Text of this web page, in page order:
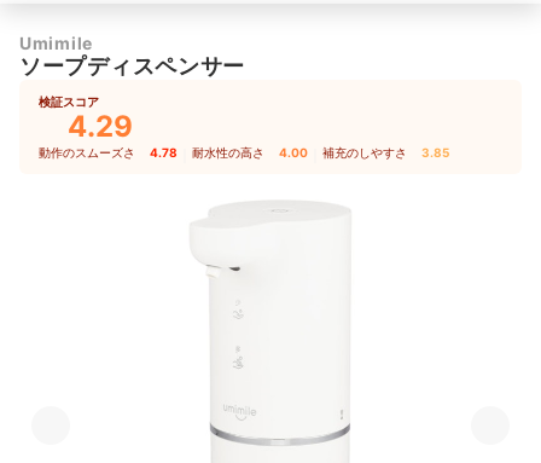
Umimile
ソープディスペンサー
検証スコア
4.29
動作のスムーズさ 4.78 耐水性の高さ 4.00 補充のしやすさ 3.85